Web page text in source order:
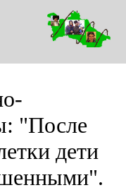
"После
дети